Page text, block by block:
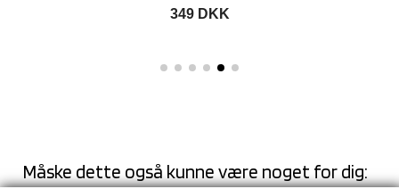
349 DKK
Måske dette også kunne være noget for dig: